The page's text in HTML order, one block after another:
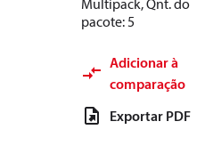
Multipack, Qnt. do
pacote: 5
Adicionar à
comparação
Exportar PDF